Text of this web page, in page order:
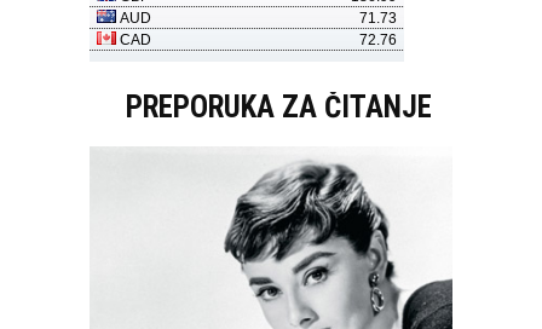
PREPORUKA ZA ČITANJE